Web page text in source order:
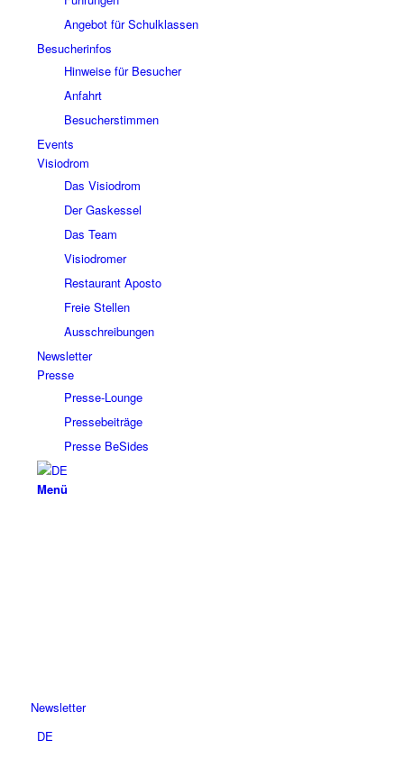
Angebot für Schulklassen
Besucherinfos
Hinweise für Besucher
Anfahrt
Besucherstimmen
Events
Visiodrom
Das Visiodrom
Der Gaskessel
Das Team
Visiodromer
Restaurant Aposto
Freie Stellen
Ausschreibungen
Newsletter
Presse
Presse-Lounge
Pressebeiträge
Presse BeSides
Menü
Newsletter
DE